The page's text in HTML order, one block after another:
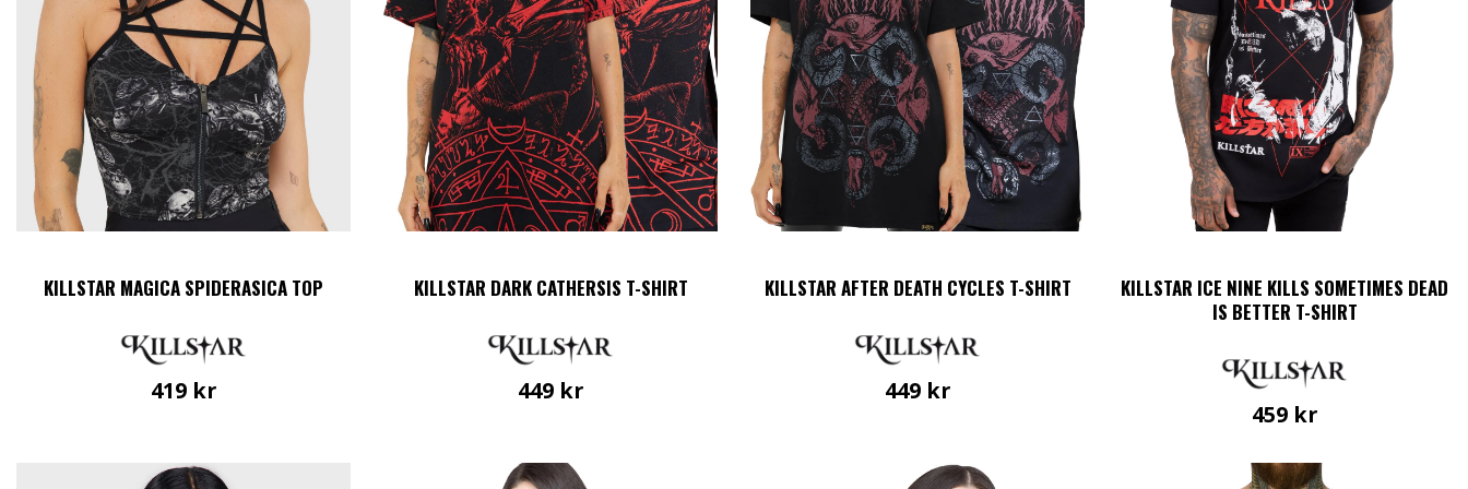
på
produktsidan
på
produktsidan
på
produktsidan
på
produktsidan
KILLSTAR MAGICA SPIDERASICA TOP
419 kr
produkten
KILLSTAR DARK CATHERSIS T-SHIRT
449 kr
produkten
KILLSTAR AFTER DEATH CYCLES T-SHIRT
449 kr
produkten
KILLSTAR ICE NINE KILLS SOMETIMES DEAD
IS BETTER T-SHIRT
459 kr
här